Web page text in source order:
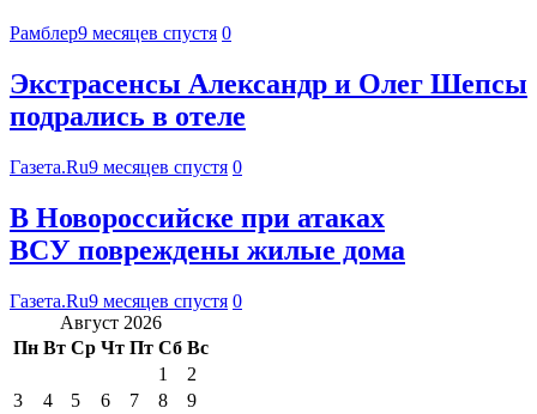
Рамблер9 месяцев спустя 0
Экстрасенсы Александр и Олег Шепсы
подрались в отеле
Газета.Ru9 месяцев спустя 0
В Новороссийске при атаках
ВСУ повреждены жилые дома
Газета.Ru9 месяцев спустя 0
Август 2026
Пн Вт Ср Чт Пт Сб Вс
1
2
3
4 5 6 7 8
9